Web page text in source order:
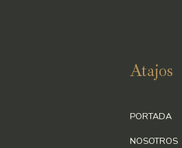
Atajos
PORTADA
NOSOTROS